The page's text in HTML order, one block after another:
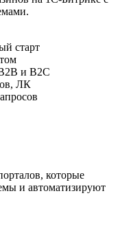
старт
и B2C
ЛК
которые
и автоматизируют